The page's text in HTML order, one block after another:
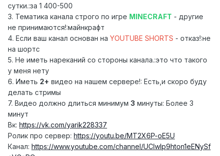
сутки.:за 1 400-500
3. Тематика канала строго по игре MINECRAFT - другие
не принимаются!:майнкрафт
4. Если ваш канал основан на YOUTUBE SHORTS - отказ!:не
на шортс
5. Не иметь нареканий со стороны канала.:это что такого
у меня нету
6. Иметь 2+ видео на нашем сервере!: Есть,и скоро буду
делать стримы
7. Видео должно длиться минимум 3 минуты: Более 3
минут
Вк: https://vk.com/yarik228337
Ролик про сервер: https://youtu.be/MT2X6P-oE5U
Канал: https://www.youtube.com/channel/UCIwlp9hton1eENySf